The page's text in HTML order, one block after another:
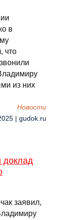
в
что
из них
Новости
| gudok.ru
доклад
заявил,